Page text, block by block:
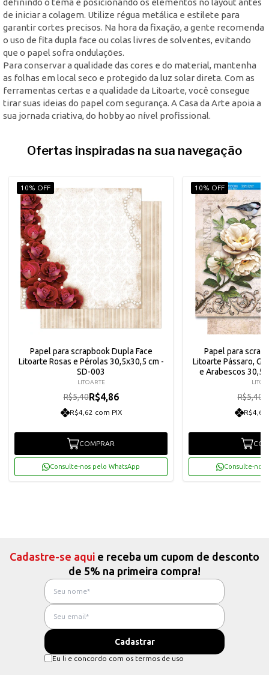
de iniciar a colagem. Utilize régua metálica e estilete para
garantir cortes precisos. Na hora da fixação, a gente recomenda
o uso de fita dupla face ou colas livres de solventes, evitando
que o papel sofra ondulações.
Para conservar a qualidade das cores e do material, mantenha
as folhas em local seco e protegido da luz solar direta. Com as
ferramentas certas e a qualidade da Litoarte, você consegue
tirar suas ideias do papel com segurança. A Casa da Arte apoia a
sua jornada criativa, do hobby ao nível profissional.
Ofertas inspiradas na sua navegação
10% OFF
Papel para scrapbook Dupla Face
Litoarte Rosas e Pérolas 30,5x30,5 cm -
SD-003
LITOARTE
R$5,40R$4,86
R$4,62 com PIX
COMPRAR
Consulte-nos pelo WhatsApp
10% OFF
Papel para
Litoarte Pássaro,
e Arabescos
R$5,40
R$4,62
Consulte-nos
Cadastre-se aqui e receba um cupom de desconto
de 5% na primeira compra!
Eu li e concordo com os termos de uso